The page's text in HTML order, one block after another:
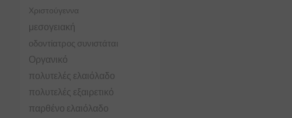
Χριστούγεννα
μεσογειακή
οδοντίατρος συνιστάται
Οργανικό
πολυτελές ελαιόλαδο
πολυτελές εξαιρετικό
παρθένο ελαιόλαδο